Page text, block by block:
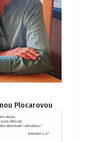
Plocarovou